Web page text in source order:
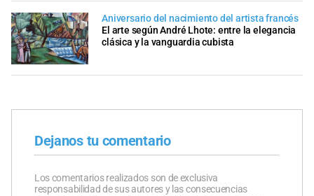
Aniversario del nacimiento del artista francés
El arte según André Lhote: entre la elegancia
clásica y la vanguardia cubista
Dejanos tu comentario
Los comentarios realizados son de exclusiva
responsabilidad de sus autores y las consecuencias